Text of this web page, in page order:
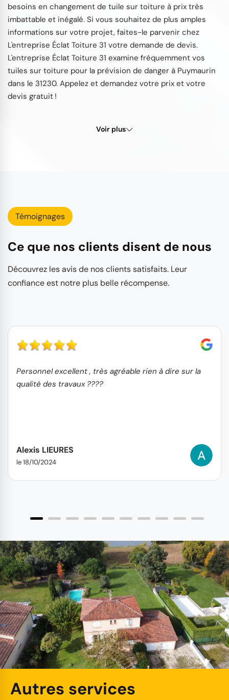
besoins en changement de tuile sur toiture à prix très
imbattable et inégalé. Si vous souhaitez de plus amples
informations sur votre projet, faites-le parvenir chez
L'entreprise Éclat Toiture 31 votre demande de devis.
L'entreprise Éclat Toiture 31 examine fréquemment vos
tuiles sur toiture pour la prévision de danger à Puymaurin
dans le 31230. Appelez et demandez votre prix et votre
devis gratuit !
Voir plus
Témoignages
Ce que nos clients disent de nous
Découvrez les avis de nos clients satisfaits. Leur
confiance est notre plus belle récompense.
Personnel excellent , très agréable rien à dire sur la
qualité des travaux ????
Alexis LIEURES
le 18/10/2024
Autres services